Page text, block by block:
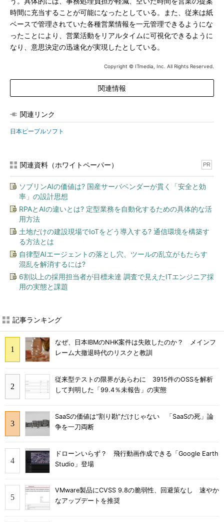
時間に充当することが可能になったとしている。また、従来は紙
ベースで管理されていた各種営業情報を一元管理できるようにな
ったことにより、営業活動をリアルタイムに可視化できるように
なり、意思決定の迅速化が実現したとしている。
Copyright © ITmedia, Inc. All Rights Reserved.
関連情報
関連リンク
日本ピープルソフト
関連資料（ホワイトペーパー） PR
ソブリンAIの価値は? 国産サーバベンダーが貫く「安全と効
率」の設計思想
RPAとAIの違いとは? 定型業務を自動化するための具体的な活
用方法
土地だけの建設現場でIoTをどう導入する? 通信環境を構築す
る方法とは
自律型AIエージェントの落とし穴、ツールの乱立がもたらす
混乱を解消するには?
6割以上の採用担当者が目標未達 調査で見えたITエンジニア採
用の実態と課題
記事ランキング
なぜ、日本IBMのNHK案件は失敗したのか？ メインフ
レーム大撤退時代のリスクと教訓
従来型テストの限界があらわに 3915件のOSSを解析
して判明した「99.4％未報告」の実態
SaaSの価値は“割り勘”だけじゃない 「SaaSの死」論
争を一刀両断
ドローンいらず？ 飛行動画作成できる「Google Earth
Studio」登場
VMware製品にCVSS 9.8の脆弱性、回避策なし 速やか
なアップデートを推奨